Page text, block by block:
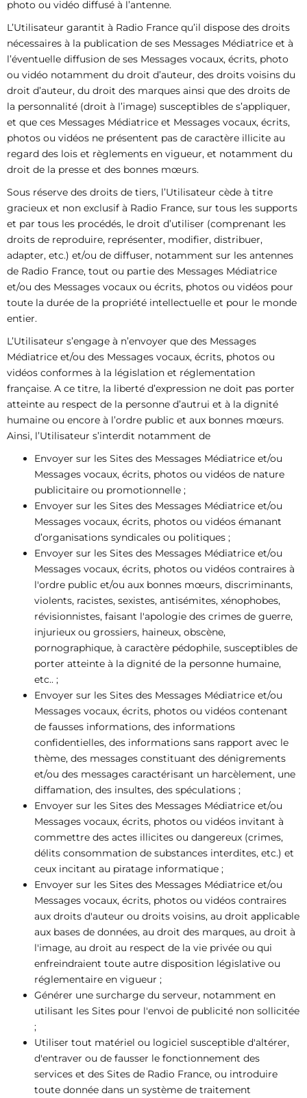
photo ou vidéo diffusé à l’antenne.
L’Utilisateur garantit à Radio France qu’il dispose des droits
nécessaires à la publication de ses Messages Médiatrice et à
l’éventuelle diffusion de ses Messages vocaux, écrits, photo
ou vidéo notamment du droit d’auteur, des droits voisins du
droit d’auteur, du droit des marques ainsi que des droits de
la personnalité (droit à l’image) susceptibles de s’appliquer,
et que ces Messages Médiatrice et Messages vocaux, écrits,
photos ou vidéos ne présentent pas de caractère illicite au
regard des lois et règlements en vigueur, et notamment du
droit de la presse et des bonnes mœurs.
Sous réserve des droits de tiers, l’Utilisateur cède à titre
gracieux et non exclusif à Radio France, sur tous les supports
et par tous les procédés, le droit d’utiliser (comprenant les
droits de reproduire, représenter, modifier, distribuer,
adapter, etc.) et/ou de diffuser, notamment sur les antennes
de Radio France, tout ou partie des Messages Médiatrice
et/ou des Messages vocaux ou écrits, photos ou vidéos pour
toute la durée de la propriété intellectuelle et pour le monde
entier.
L’Utilisateur s’engage à n’envoyer que des Messages
Médiatrice et/ou des Messages vocaux, écrits, photos ou
vidéos conformes à la législation et réglementation
française. A ce titre, la liberté d’expression ne doit pas porter
atteinte au respect de la personne d’autrui et à la dignité
humaine ou encore à l’ordre public et aux bonnes mœurs.
Ainsi, l’Utilisateur s’interdit notamment de
Envoyer sur les Sites des Messages Médiatrice et/ou
Messages vocaux, écrits, photos ou vidéos de nature
publicitaire ou promotionnelle ;
Envoyer sur les Sites des Messages Médiatrice et/ou
Messages vocaux, écrits, photos ou vidéos émanant
d’organisations syndicales ou politiques ;
Envoyer sur les Sites des Messages Médiatrice et/ou
Messages vocaux, écrits, photos ou vidéos contraires à
l'ordre public et/ou aux bonnes mœurs, discriminants,
violents, racistes, sexistes, antisémites, xénophobes,
révisionnistes, faisant l'apologie des crimes de guerre,
injurieux ou grossiers, haineux, obscène,
pornographique, à caractère pédophile, susceptibles de
porter atteinte à la dignité de la personne humaine,
etc.. ;
Envoyer sur les Sites des Messages Médiatrice et/ou
Messages vocaux, écrits, photos ou vidéos contenant
de fausses informations, des informations
confidentielles, des informations sans rapport avec le
thème, des messages constituant des dénigrements
et/ou des messages caractérisant un harcèlement, une
diffamation, des insultes, des spéculations ;
Envoyer sur les Sites des Messages Médiatrice et/ou
Messages vocaux, écrits, photos ou vidéos invitant à
commettre des actes illicites ou dangereux (crimes,
délits consommation de substances interdites, etc.) et
ceux incitant au piratage informatique ;
Envoyer sur les Sites des Messages Médiatrice et/ou
Messages vocaux, écrits, photos ou vidéos contraires
aux droits d'auteur ou droits voisins, au droit applicable
aux bases de données, au droit des marques, au droit à
l'image, au droit au respect de la vie privée ou qui
enfreindraient toute autre disposition législative ou
réglementaire en vigueur ;
Générer une surcharge du serveur, notamment en
utilisant les Sites pour l'envoi de publicité non sollicitée
;
Utiliser tout matériel ou logiciel susceptible d'altérer,
d'entraver ou de fausser le fonctionnement des
services et des Sites de Radio France, ou introduire
toute donnée dans un système de traitement